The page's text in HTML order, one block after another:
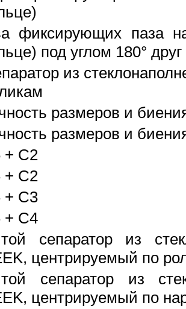
фиксирующих паза
под углом 180° друг
из
размеров и
размеров и
+ C2
+ C2
+ C3
+ C4
сепаратор из
центрируемый по
сепаратор из
центрируемый по